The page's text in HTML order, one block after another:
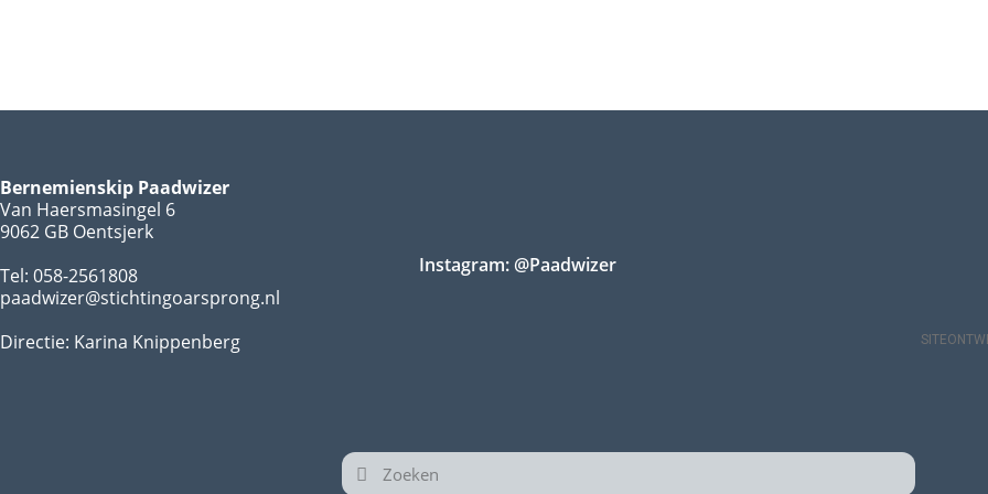
Bernemienskip Paadwizer
Van Haersmasingel 6
9062 GB Oentsjerk
Tel: 058-2561808
paadwizer@stichtingoarsprong.nl
Directie: Karina Knippenberg
Instagram: @Paadwizer
Zoeken
Zoeken